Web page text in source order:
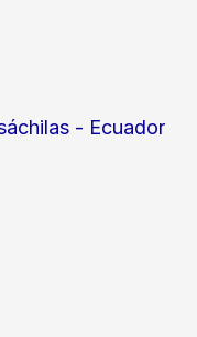
- Ecuador